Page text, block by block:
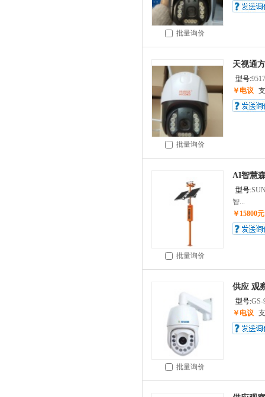
批量询价
批量询价
天视通
型号:
￥电议
批量询价
AI智慧
型号:
智...
￥15800元
批量询价
供应 观
型号:GS-
￥电议